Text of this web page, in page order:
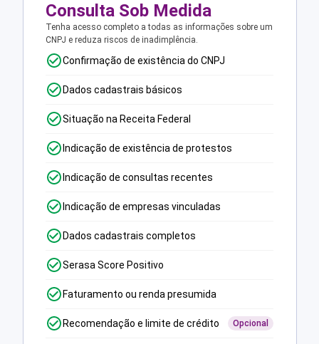
Consulta Sob Medida
Tenha acesso completo a todas as informações sobre um
CNPJ e reduza riscos de inadimplência.
Confirmação de existência do CNPJ
Dados cadastrais básicos
Situação na Receita Federal
Indicação de existência de protestos
Indicação de consultas recentes
Indicação de empresas vinculadas
Dados cadastrais completos
Serasa Score Positivo
Faturamento ou renda presumida
Recomendação e limite de crédito Opcional